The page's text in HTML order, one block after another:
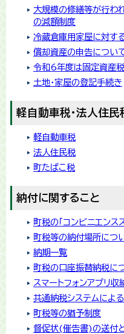
大規模の修繕等が行わ
の減額制度
冷蔵倉庫用家屋に対す
償却資産の申告につい
令和6年度は固定資産税
土地・家屋の登記手続き
軽自動車税・法人住民
軽自動車税
​法人住民税
町たばこ税
納付に関すること
町税の「コンビニエンス
町税等の納付場所につ
納期一覧
町税の口座振替納税に
スマートフォンアプリ収
共通納税システムによ
町税等の猶予制度
督促状(催告書)の送付